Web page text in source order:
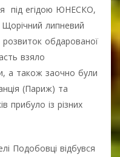
під егідою ЮНЕСКО,
липневий
обдарованої
взяло
а також заочно були
(Париж) та
із різних
Подобовці відбувся